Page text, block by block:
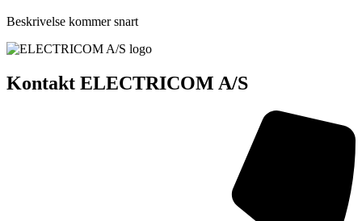
Beskrivelse kommer snart
Kontakt ELECTRICOM A/S